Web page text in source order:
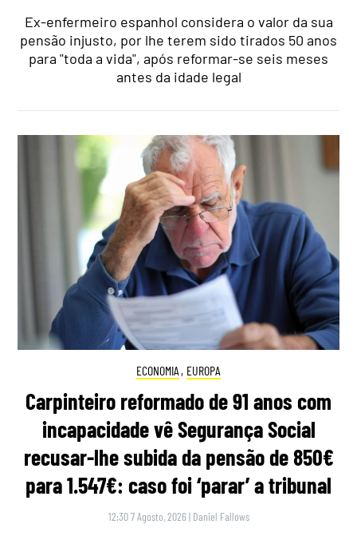
Ex-enfermeiro espanhol considera o valor da sua
pensão injusto, por lhe terem sido tirados 50 anos
para "toda a vida", após reformar-se seis meses
antes da idade legal
ECONOMIA , EUROPA
Carpinteiro reformado de 91 anos com
incapacidade vê Segurança Social
recusar-lhe subida da pensão de 850€
para 1.547€: caso foi ‘parar’ a tribunal
12:30 7 Agosto, 2026 | Daniel Fallows